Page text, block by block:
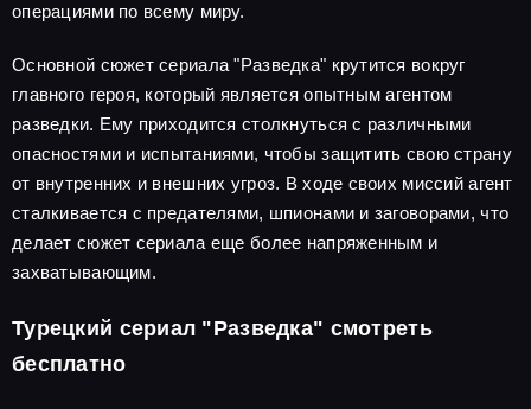
операциями по всему миру.
Основной сюжет сериала "Разведка" крутится вокруг
главного героя, который является опытным агентом
разведки. Ему приходится столкнуться с различными
опасностями и испытаниями, чтобы защитить свою страну
от внутренних и внешних угроз. В ходе своих миссий агент
сталкивается с предателями, шпионами и заговорами, что
делает сюжет сериала еще более напряженным и
захватывающим.
Турецкий сериал "Разведка" смотреть
бесплатно